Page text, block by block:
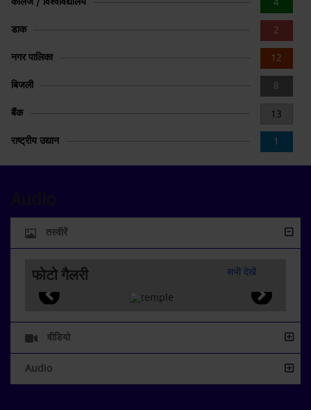
2
डाक
12
नगर पालिका
8
बिजली
13
बैंक
1
राष्ट्रीय उद्यान
Audio
तस्वीरें
फोटो गैलरी सभी देखें
वीडियो
Audio